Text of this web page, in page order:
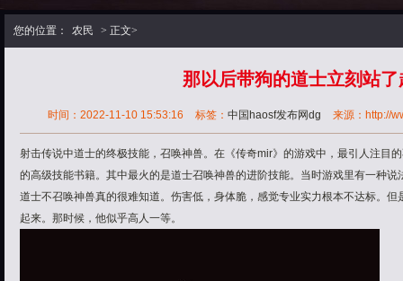
您的位置： 农民 > 正文>
那以后带狗的道士立刻站了
时间：2022-11-10 15:53:16 标签： 中国haosf发布网dg 来源：http://
射击传说中道士的终极技能，召唤神兽。在《传奇mir》的游戏中，最引人注目
的高级技能书籍。其中最火的是道士召唤神兽的进阶技能。当时游戏里有一种
道士不召唤神兽真的很难知道。伤害低，身体脆，感觉专业实力根本不达标。
起来。那时候，他似乎高人一等。